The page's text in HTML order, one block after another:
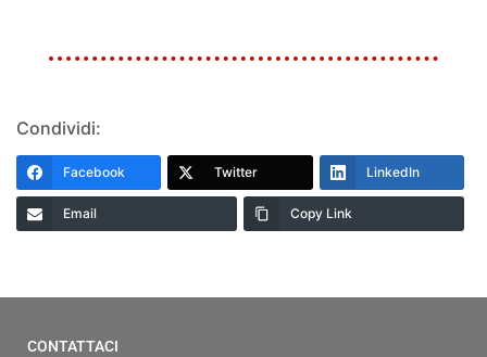
Condividi:
Facebook Twitter LinkedIn
Email Copy Link
CONTATTACI